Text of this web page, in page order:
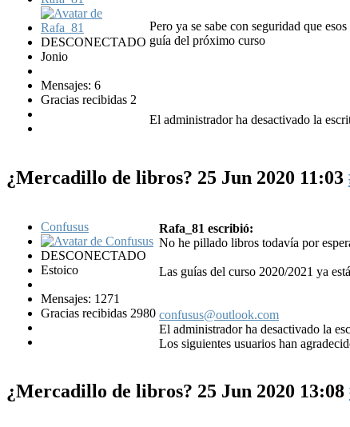
DESCONECTADO
Jonio
Mensajes: 6
Gracias recibidas 2
Pero ya se sabe con seguridad que
guía del próximo curso
El administrador ha desactivado la
¿Mercadillo de libros? 25 Jun 2020 11:03
Confusus
DESCONECTADO
Estoico
Mensajes: 1271
Gracias recibidas 2980
Rafa_81 escribió:
No he pillado libros todavía por
Las guías del curso 2020/2021 ya
confusus@outlook.com
El administrador ha desactivado la
Los siguientes usuarios han
¿Mercadillo de libros? 25 Jun 2020 13:08